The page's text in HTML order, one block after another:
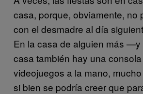
casa, porque, obviamente, no
con el desmadre al día
En la casa de alguien más —y
casa también hay una
videojuegos a la mano,
si bien se podría creer que